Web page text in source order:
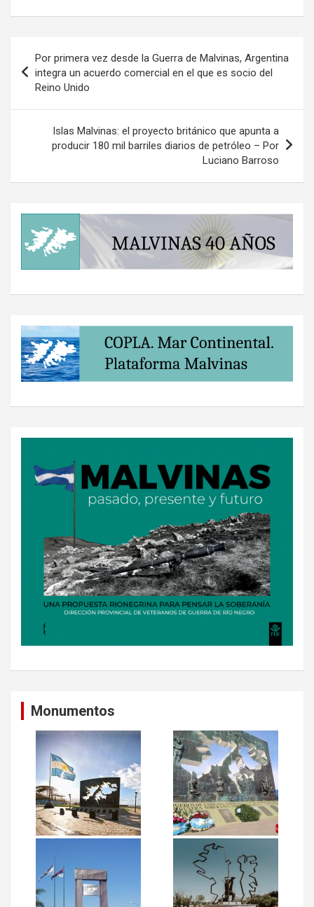
de
entradas
Por primera vez desde la Guerra de Malvinas, Argentina
integra un acuerdo comercial en el que es socio del
Reino Unido
Islas Malvinas: el proyecto británico que apunta a
producir 180 mil barriles diarios de petróleo – Por
Luciano Barroso
Monumentos